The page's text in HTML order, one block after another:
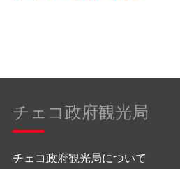
チェコ政府観光局
チェコ政府観光局について